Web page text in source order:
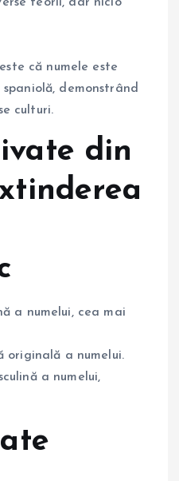
că numele este
demonstrând
culturi.
din
a numelui, cea mai
originală a numelui.
a numelui,